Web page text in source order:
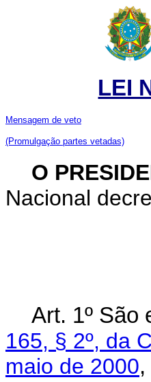
LEI
Mensagem de veto
(Promulgação partes vetadas)
O
Nacional
Art. 1º São
165, § 2º, da
maio de 2000